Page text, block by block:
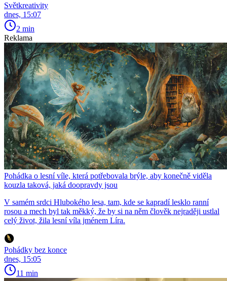
Světkreativity
dnes, 15:07
2 min
Reklama
Pohádka o lesní víle, která potřebovala brýle, aby konečně viděla
kouzla taková, jaká doopravdy jsou
V samém srdci Hlubokého lesa, tam, kde se kapradí lesklo ranní
rosou a mech byl tak měkký, že by si na něm člověk nejraději ustlal
celý život, žila lesní víla jménem Líra.
Pohádky bez konce
dnes, 15:05
11 min